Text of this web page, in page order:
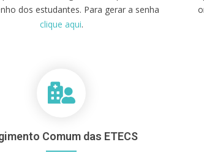
dos estudantes. Para gerar a senha
clique aqui.
Comum das ETECS